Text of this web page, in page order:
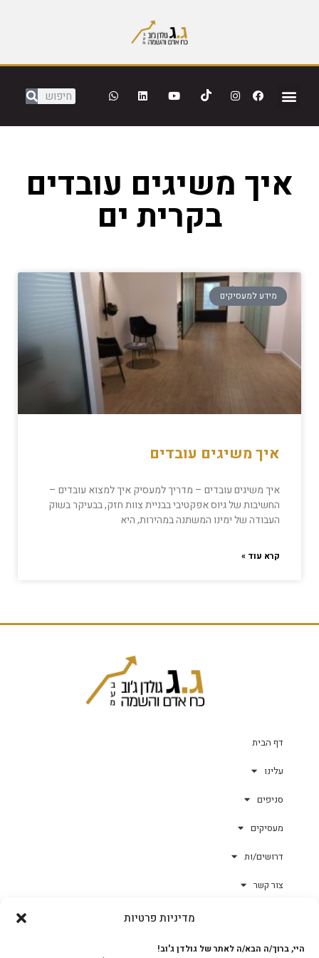
מדיניות פרטיות
היי, ברוך/ה הבא/ה לאתר של גולדן ג'וב!
איך משיגים עובדים
בקרית ים
מידע למעסיקים
איך משיגים עובדים
איך משיגים עובדים – מדריך למעסיק איך למצוא עובדים –
החשיבות של גיוס אפקטיבי בבניית צוות חזק, בבעיקר בשוק
העבודה של ימינו המשתנה במהירות, היא
קרא עוד »
דף הבית
עלינו
סניפים
מעסיקים
דרושים/ות
צור קשר